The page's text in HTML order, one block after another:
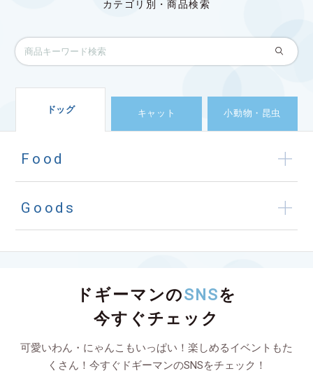
カテゴリ別・商品検索
ドッグ キャット 小動物・昆虫
Food
Goods
ドギーマンのSNSを
今すぐチェック
可愛いわん・にゃんこもいっぱい！楽しめるイベントもた
くさん！今すぐドギーマンのSNSをチェック！